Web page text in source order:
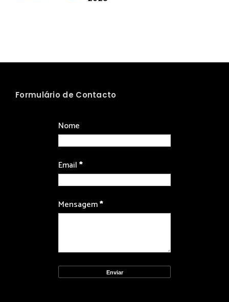
Formulário de Contacto
Nome
Email*
Mensagem*